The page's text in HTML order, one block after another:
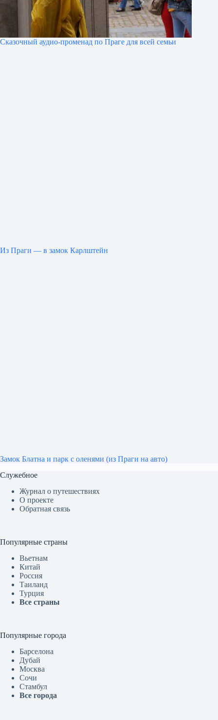
Сказочный аудио-променад по Праге для всей семьи
Из Праги — в замок Карлштейн
Замок Блатна и парк с оленями (из Праги на авто)
Служебное
Журнал о путешествиях
О проекте
Обратная связь
Популярные страны
Вьетнам
Китай
Россия
Таиланд
Турция
Все страны
Популярные города
Барселона
Дубай
Москва
Сочи
Стамбул
Все города